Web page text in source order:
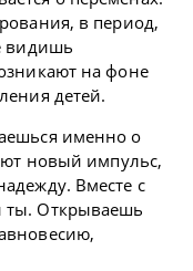
в период,
видишь
на фоне
детей.
именно о
новый импульс,
Вместе с
Открываешь